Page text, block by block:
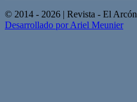
© 2014 - 2026 | Revista - El
Desarrollado por Ariel Meunier